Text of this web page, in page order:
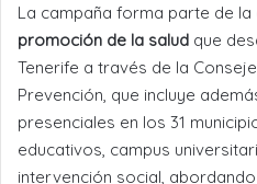
La campaña forma parte de
promoción de la salud que
Tenerife a través de la
Prevención, que incluye
presenciales en los 31
educativos, campus
intervención social,